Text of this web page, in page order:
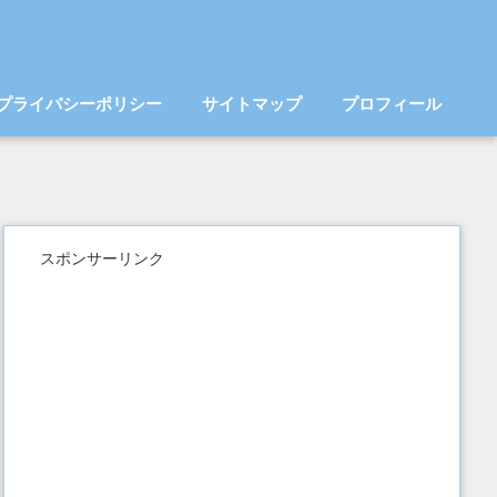
ライバシーポリシー サイトマップ プロフィール
スポンサーリンク